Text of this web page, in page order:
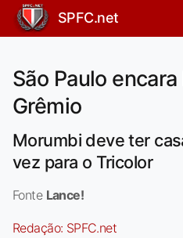
SPFC.net
São Paulo
Grêmio
Morumbi deve ter
vez para o Tricolor
Fonte Lance!
Redação: SPFC.net